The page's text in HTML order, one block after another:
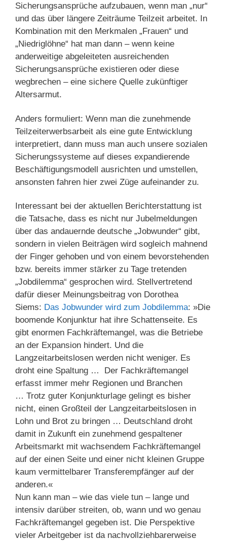
Sicherungsansprüche aufzubauen, wenn man „nur“
und das über längere Zeiträume Teilzeit arbeitet. In
Kombination mit den Merkmalen „Frauen“ und
„Niedriglöhne“ hat man dann – wenn keine
anderweitige abgeleiteten ausreichenden
Sicherungsansprüche existieren oder diese
wegbrechen – eine sichere Quelle zukünftiger
Altersarmut.
Anders formuliert: Wenn man die zunehmende
Teilzeiterwerbsarbeit als eine gute Entwicklung
interpretiert, dann muss man auch unsere sozialen
Sicherungssysteme auf dieses expandierende
Beschäftigungsmodell ausrichten und umstellen,
ansonsten fahren hier zwei Züge aufeinander zu.
Interessant bei der aktuellen Berichterstattung ist
die Tatsache, dass es nicht nur Jubelmeldungen
über das andauernde deutsche „Jobwunder“ gibt,
sondern in vielen Beiträgen wird sogleich mahnend
der Finger gehoben und von einem bevorstehenden
bzw. bereits immer stärker zu Tage tretenden
„Jobdilemma“ gesprochen wird. Stellvertretend
dafür dieser Meinungsbeitrag von Dorothea
Siems: Das Jobwunder wird zum Jobdilemma: »Die
boomende Konjunktur hat ihre Schattenseite. Es
gibt enormen Fachkräftemangel, was die Betriebe
an der Expansion hindert. Und die
Langzeitarbeitslosen werden nicht weniger. Es
droht eine Spaltung … Der Fachkräftemangel
erfasst immer mehr Regionen und Branchen
… Trotz guter Konjunkturlage gelingt es bisher
nicht, einen Großteil der Langzeitarbeitslosen in
Lohn und Brot zu bringen … Deutschland droht
damit in Zukunft ein zunehmend gespaltener
Arbeitsmarkt mit wachsendem Fachkräftemangel
auf der einen Seite und einer nicht kleinen Gruppe
kaum vermittelbarer Transferempfänger auf der
anderen.«
Nun kann man – wie das viele tun – lange und
intensiv darüber streiten, ob, wann und wo genau
Fachkräftemangel gegeben ist. Die Perspektive
vieler Arbeitgeber ist da nachvollziehbarerweise